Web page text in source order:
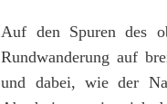
Auf den Spuren des
Rundwanderung auf
und dabei, wie der